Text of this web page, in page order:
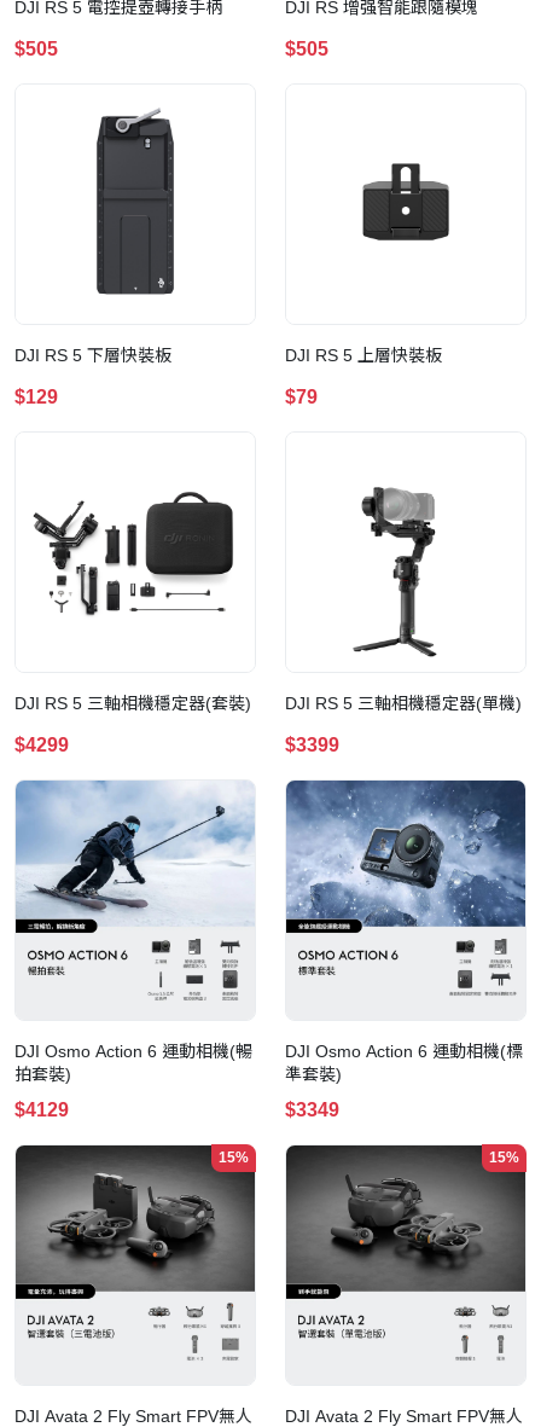
DJI RS 5 電控提壺轉接手柄
$505
DJI RS 增强智能跟隨模塊
$505
DJI RS 5 下層快裝板
$129
DJI RS 5 上層快裝板
$79
DJI RS 5 三軸相機穩定器(套裝)
$4299
DJI RS 5 三軸相機穩定器(單機)
$3399
DJI Osmo Action 6 運動相機(暢
拍套裝)
$4129
DJI Osmo Action 6 運動相機(標
準套裝)
$3349
15%
DJI Avata 2 Fly Smart FPV無人
15%
DJI Avata 2 Fly Smart FPV無人